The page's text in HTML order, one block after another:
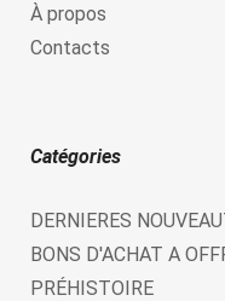
À propos
Contacts
Catégories
DERNIERES
BONS D'ACHAT A
PRÉHISTOIRE